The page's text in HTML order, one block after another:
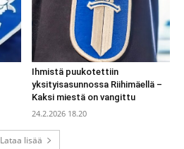
Ihmistä puukotettiin
yksityisasunnossa Riihimäellä –
Kaksi miestä on vangittu
24.2.2026 18.20
Lataa lisää